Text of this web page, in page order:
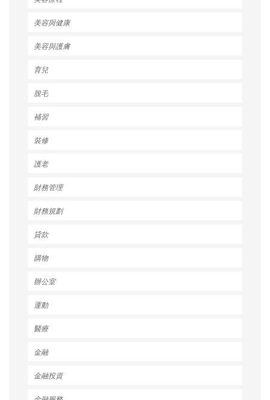
美容與健康
美容與護膚
育兒
脫毛
補習
裝修
護老
財務管理
財務規劃
貸款
購物
辦公室
運動
醫療
金融
金融投資